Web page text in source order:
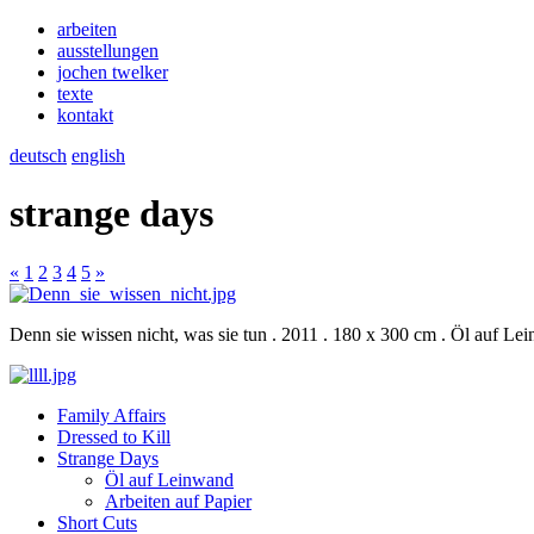
arbeiten
ausstellungen
jochen twelker
texte
kontakt
deutsch english
strange days
« 1 2 3 4 5 »
Denn sie wissen nicht, was sie tun . 2011 . 180 x 300 cm . Öl auf
Family Affairs
Dressed to Kill
Strange Days
Öl auf Leinwand
Arbeiten auf Papier
Short Cuts